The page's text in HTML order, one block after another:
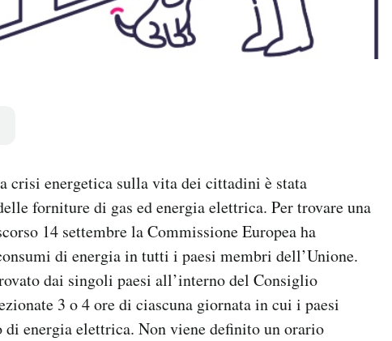
crisi energetica sulla vita dei cittadini è stata
forniture di gas ed energia elettrica. Per trovare una
14 settembre la Commissione Europea ha
di energia in tutti i paesi membri dell’Unione.
dai singoli paesi all’interno del Consiglio
3 o 4 ore di ciascuna giornata in cui i paesi
energia elettrica. Non viene definito un orario